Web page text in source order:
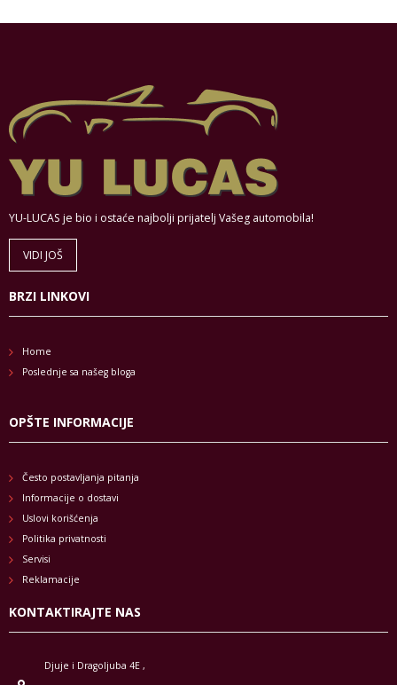
YU-LUCAS je bio i ostaće najbolji prijatelj Vašeg automobila!
VIDI JOŠ
BRZI LINKOVI
Home
Poslednje sa našeg bloga
OPŠTE INFORMACIJE
Često postavljanja pitanja
Informacije o dostavi
Uslovi korišćenja
Politika privatnosti
Servisi
Reklamacije
KONTAKTIRAJTE NAS
Djuje i Dragoljuba 4E ,